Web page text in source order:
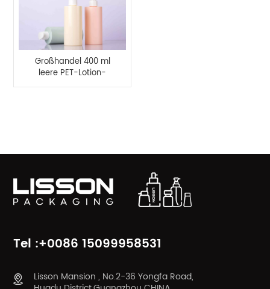
Großhandel 400 ml
leere PET-Lotion-
Pumpflasche
Tel :+0086 15099958531
Lisson Mansion , No.2-36 Yongfa Road,